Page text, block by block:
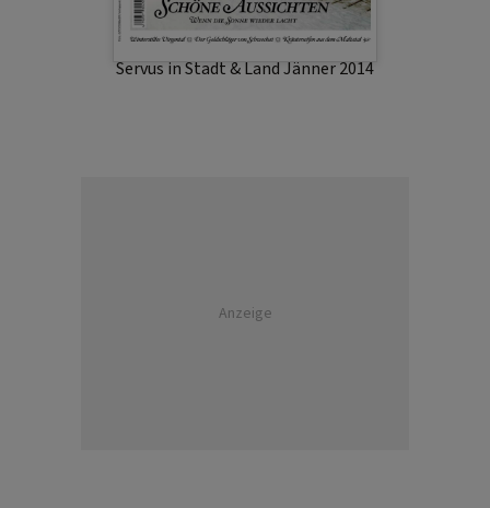
Servus in Stadt & Land Jänner 2014
Anzeige